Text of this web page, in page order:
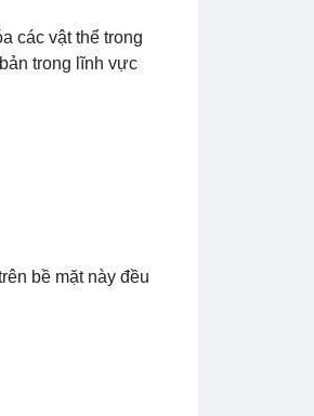
các vật thể trong
trong lĩnh vực
bề mặt này đều